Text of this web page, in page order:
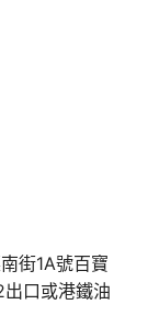
街1A號百寶
口或港鐵油